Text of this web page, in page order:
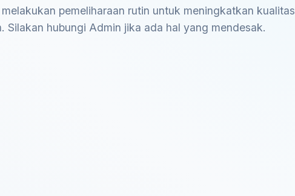
pemeliharaan rutin untuk meningkatkan kualitas
Silakan hubungi Admin jika ada hal yang mendesak.